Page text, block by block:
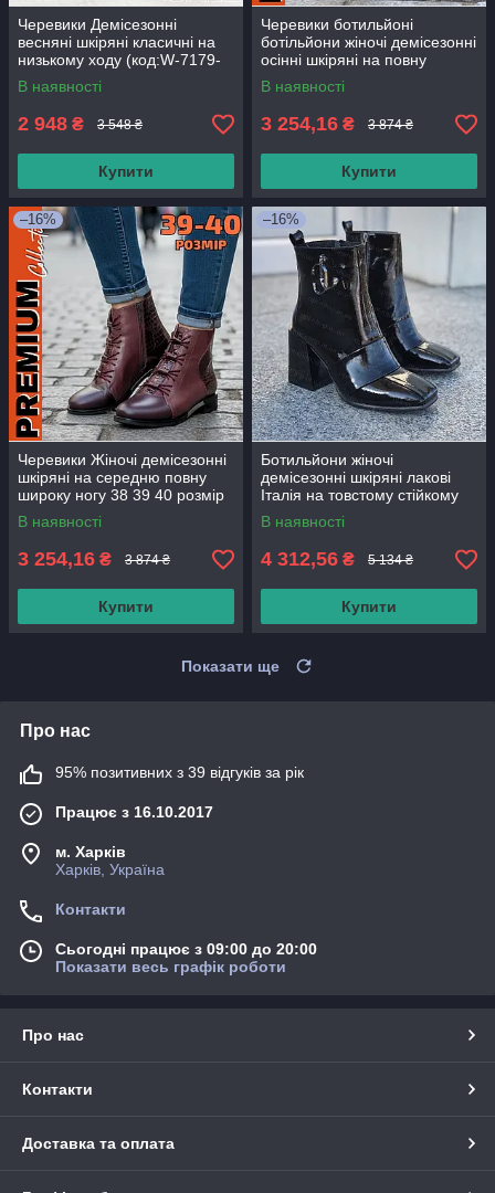
Черевики Демісезонні
весняні шкіряні класичні на
низькому ходу (код:W-7179-
чк)
В наявності
2 948 ₴ 3 548 ₴
Купити
Черевики ботильйоні
ботільйони жіночі демісезонні
осінні шкіряні на повну
широку середню ногу 38-39
розмір преміум серія
В наявності
3 254,16 ₴ 3 874 ₴
Купити
–16%
Черевики Жіночі демісезонні
шкіряні на середню повну
широку ногу 38 39 40 розмір
В наявності
3 254,16 ₴ 3 874 ₴
Купити
–16%
Ботильйони жіночі
демісезонні шкіряні лакові
Італія на товстому стійкому
підборі каблуку (код:СБ-484-
чл)
В наявності
4 312,56 ₴ 5 134 ₴
Купити
Показати ще
Про нас
95% позитивних з 39 відгуків за рік
Працює з 16.10.2017
м. Харків
Харків, Україна
Контакти
Сьогодні працює з 09:00 до 20:00
Показати весь графік роботи
Про нас
Контакти
Доставка та оплата